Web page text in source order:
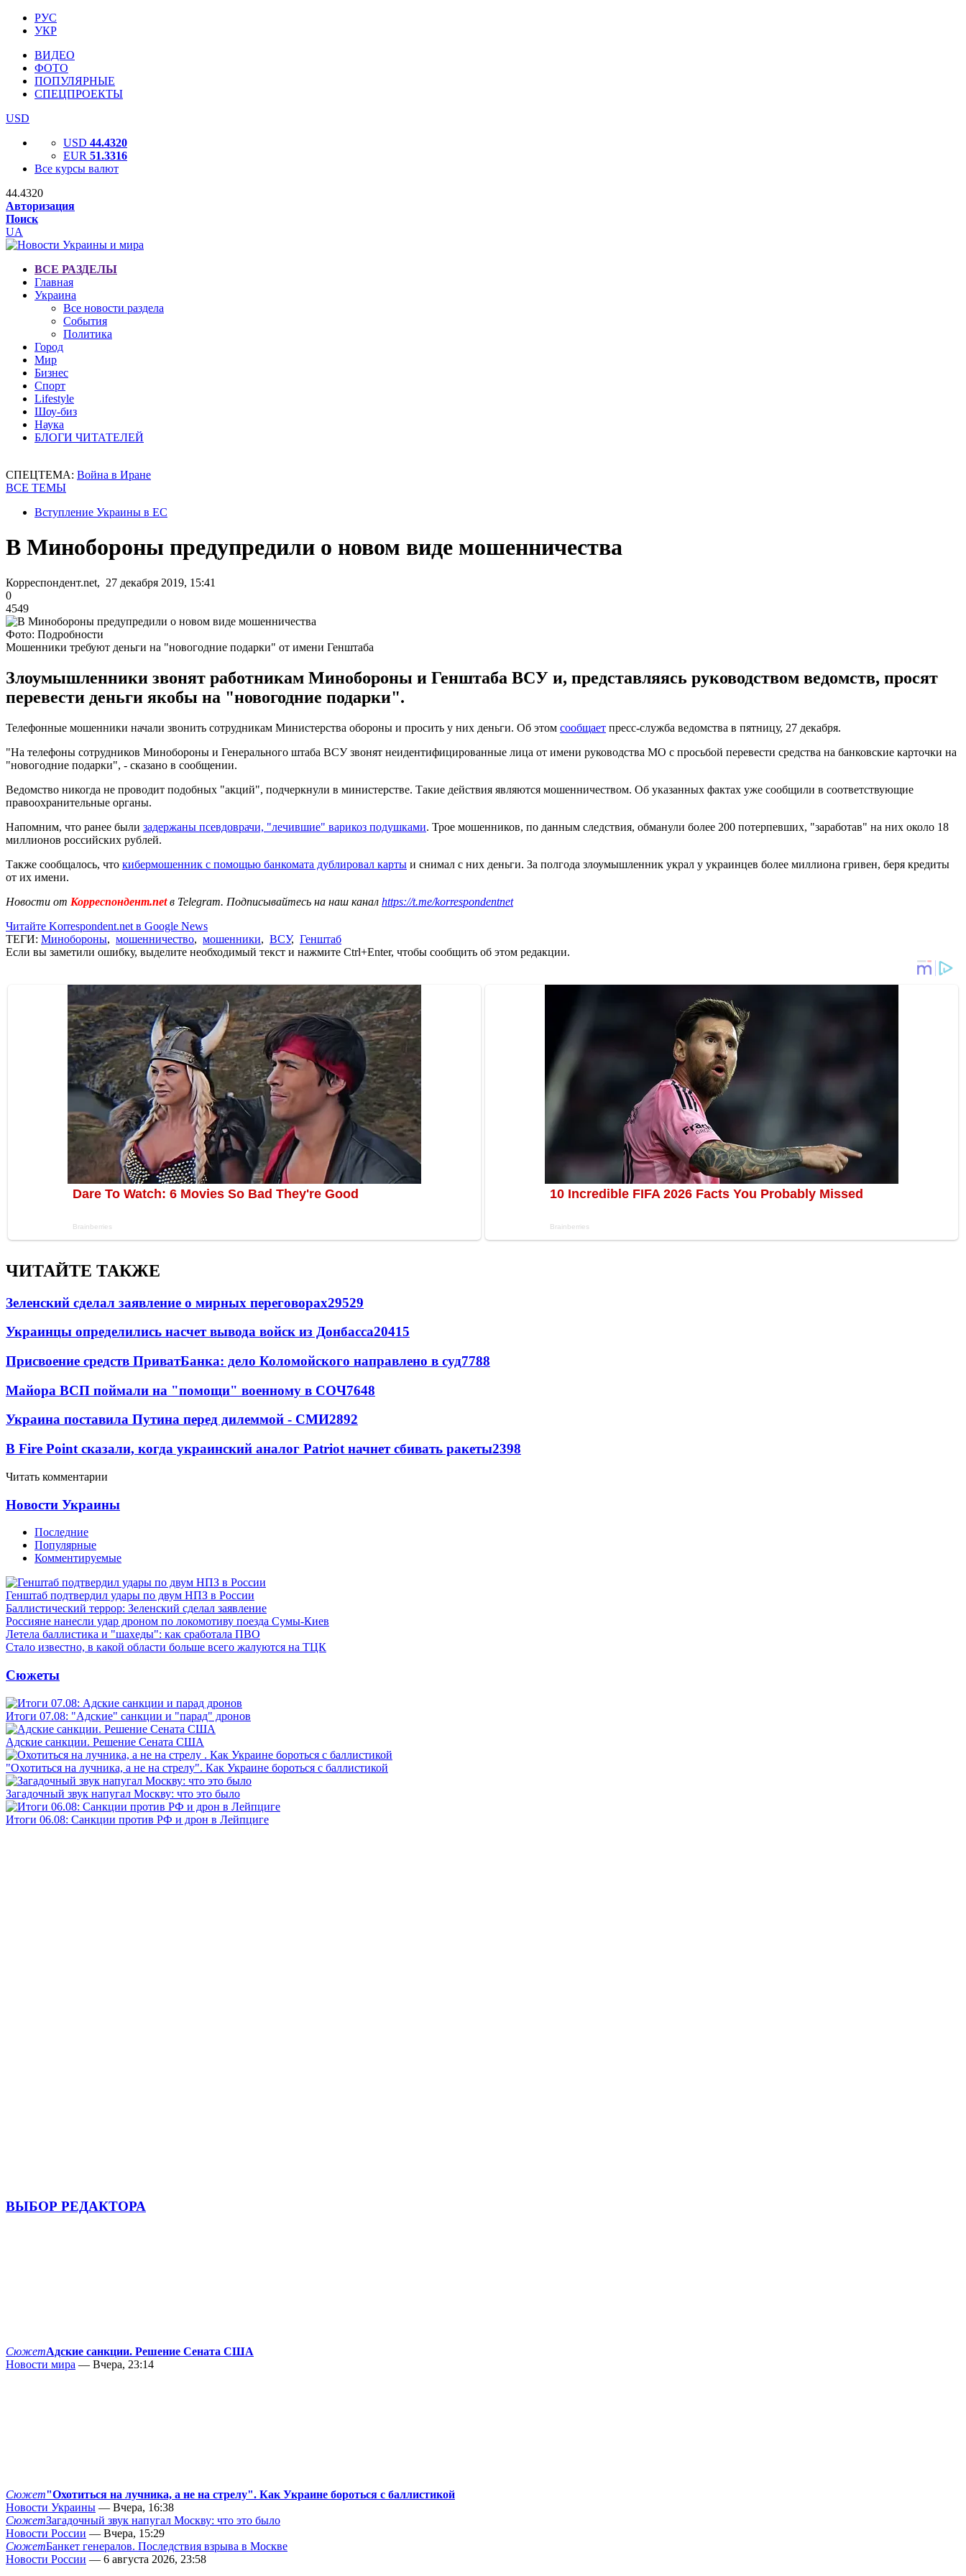
РУС
УКР
ВИДЕО
ФОТО
ПОПУЛЯРНЫЕ
СПЕЦПРОЕКТЫ
USD
USD 44.4320
EUR 51.3316
Все курсы валют
44.4320
Авторизация
Поиск
UA
ВСЕ РАЗДЕЛЫ
Главная
Украина
Все новости раздела
События
Политика
Город
Мир
Бизнес
Спорт
Lifestyle
Шоу-биз
Наука
БЛОГИ ЧИТАТЕЛЕЙ
СПЕЦТЕМА: Война в Иране
ВСЕ ТЕМЫ
Вступление Украины в ЕС
В Минобороны предупредили о новом виде мошенничества
Корреспондент.net, 27 декабря 2019, 15:41
0
4549
Фото: Подробности
Мошенники требуют деньги на "новогодние подарки" от имени Генштаба
Злоумышленники звонят работникам Минобороны и Генштаба ВСУ и, представляясь руководством ведомств, просят
перевести деньги якобы на "новогодние подарки".
Телефонные мошенники начали звонить сотрудникам Министерства обороны и просить у них деньги. Об этом сообщает пресс-служба ведомства в пятницу, 27 декабря.
"На телефоны сотрудников Минобороны и Генерального штаба ВСУ звонят неидентифицированные лица от имени руководства МО с просьбой перевести средства на банковские карточки на
"новогодние подарки", - сказано в сообщении.
Ведомство никогда не проводит подобных "акций", подчеркнули в министерстве. Такие действия являются мошенничеством. Об указанных фактах уже сообщили в соответствующие
правоохранительные органы.
Напомним, что ранее были задержаны псевдоврачи, "лечившие" варикоз подушками. Трое мошенников, по данным следствия, обманули более 200 потерпевших, "заработав" на них около 18
миллионов российских рублей.
Также сообщалось, что кибермошенник с помощью банкомата дублировал карты и снимал с них деньги. За полгода злоумышленник украл у украинцев более миллиона гривен, беря кредиты
от их имени.
Новости от Корреспондент.netв Telegram. Подписывайтесь на наш канал https://t.me/korrespondentnet
Читайте Korrespondent.net в Google News
ТЕГИ: Минобороны, мошенничество, мошенники, ВСУ, Генштаб
Если вы заметили ошибку, выделите необходимый текст и нажмите Ctrl+Enter, чтобы сообщить об этом редакции.
ЧИТАЙТЕ ТАКЖЕ
Зеленский сделал заявление о мирных переговорах29529
Украинцы определились насчет вывода войск из Донбасса20415
Присвоение средств ПриватБанка: дело Коломойского направлено в суд7788
Майора ВСП поймали на "помощи" военному в СОЧ7648
Украина поставила Путина перед дилеммой - СМИ2892
В Fire Point сказали, когда украинский аналог Patriot начнет сбивать ракеты2398
Читать комментарии
Новости Украины
Последние
Популярные
Комментируемые
Генштаб подтвердил удары по двум НПЗ в России
Баллистический террор: Зеленский сделал заявление
Россияне нанесли удар дроном по локомотиву поезда Сумы-Киев
Летела баллистика и "шахеды": как сработала ПВО
Стало известно, в какой области больше всего жалуются на ТЦК
Сюжеты
Итоги 07.08: "Адские" санкции и "парад" дронов
Адские санкции. Решение Сената США
"Охотиться на лучника, а не на стрелу". Как Украине бороться с баллистикой
Загадочный звук напугал Москву: что это было
Итоги 06.08: Санкции против РФ и дрон в Лейпциге
ВЫБОР РЕДАКТОРА
СюжетАдские санкции. Решение Сената США
Новости мира — Вчера, 23:14
Сюжет"Охотиться на лучника, а не на стрелу". Как Украине бороться с баллистикой
Новости Украины — Вчера, 16:38
СюжетЗагадочный звук напугал Москву: что это было
Новости России — Вчера, 15:29
СюжетБанкет генералов. Последствия взрыва в Москве
Новости России — 6 августа 2026, 23:58